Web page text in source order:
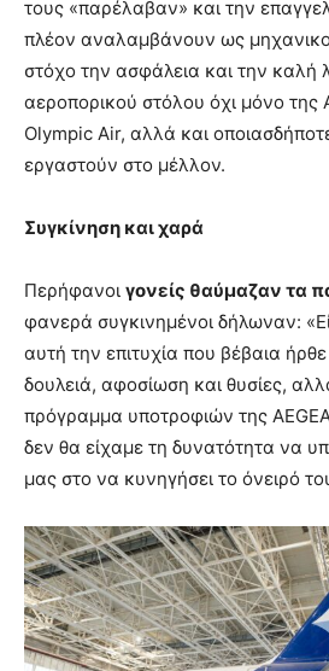
τους «παρέλαβαν» και την
πλέον αναλαμβάνουν ως
στόχο την ασφάλεια και την καλή
αεροπορικού στόλου όχι μόνο της
Olympic Air, αλλά και
εργαστούν στο μέλλον.
Συγκίνηση και χαρά
Περήφανοι γονείς θαύμαζαν τα
φανερά συγκινημένοι δήλωναν:
αυτή την επιτυχία που βέβαια
δουλειά, αφοσίωση και θυσίες,
πρόγραμμα υποτροφιών της
δεν θα είχαμε τη δυνατότητα να
μας στο να κυνηγήσει το όνειρό